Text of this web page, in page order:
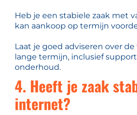
Heb je een stabiele zaak met
kan aankoop op termijn
Laat je goed adviseren over
lange termijn, inclusief
onderhoud.
4. Heeft je zaak
internet?